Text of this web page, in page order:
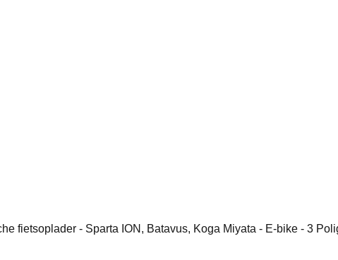
fietsoplader - Sparta ION, Batavus, Koga Miyata - E-bike - 3